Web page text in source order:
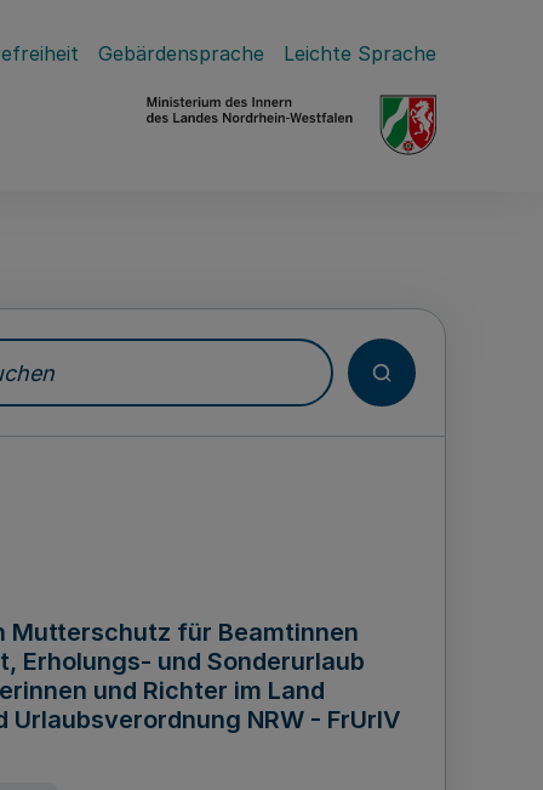
Gebärdensprache Leichte Sprache
Mutterschutz für Beamtinnen
Erholungs- und Sonderurlaub
und Richter im Land
NRW - FrUrlV